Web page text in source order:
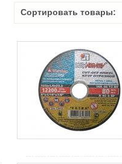
Сортировать товары: